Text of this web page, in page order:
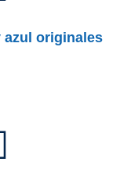
azul originales